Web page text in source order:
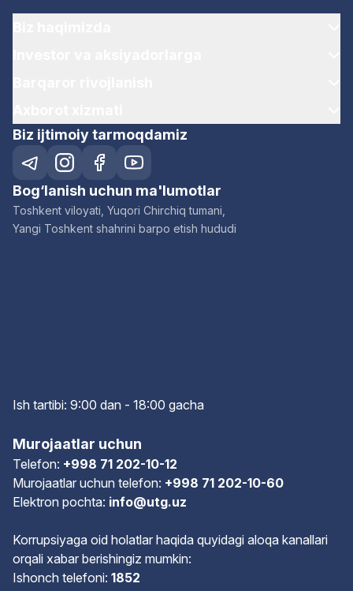
Biz ijtimoiy tarmoqdamiz
Bog‘lanish uchun ma'lumotlar
Toshkent viloyati, Yuqori Chirchiq tumani,
Yangi Toshkent shahrini barpo etish hududi
Ish tartibi: 9:00 dan - 18:00 gacha
Murojaatlar uchun
Telefon: +998 71 202-10-12
Murojaatlar uchun telefon: +998 71 202-10-60
Elektron pochta: info@utg.uz
Korrupsiyaga oid holatlar haqida quyidagi aloqa kanallari
orqali xabar berishingiz mumkin:
Ishonch telefoni: 1852